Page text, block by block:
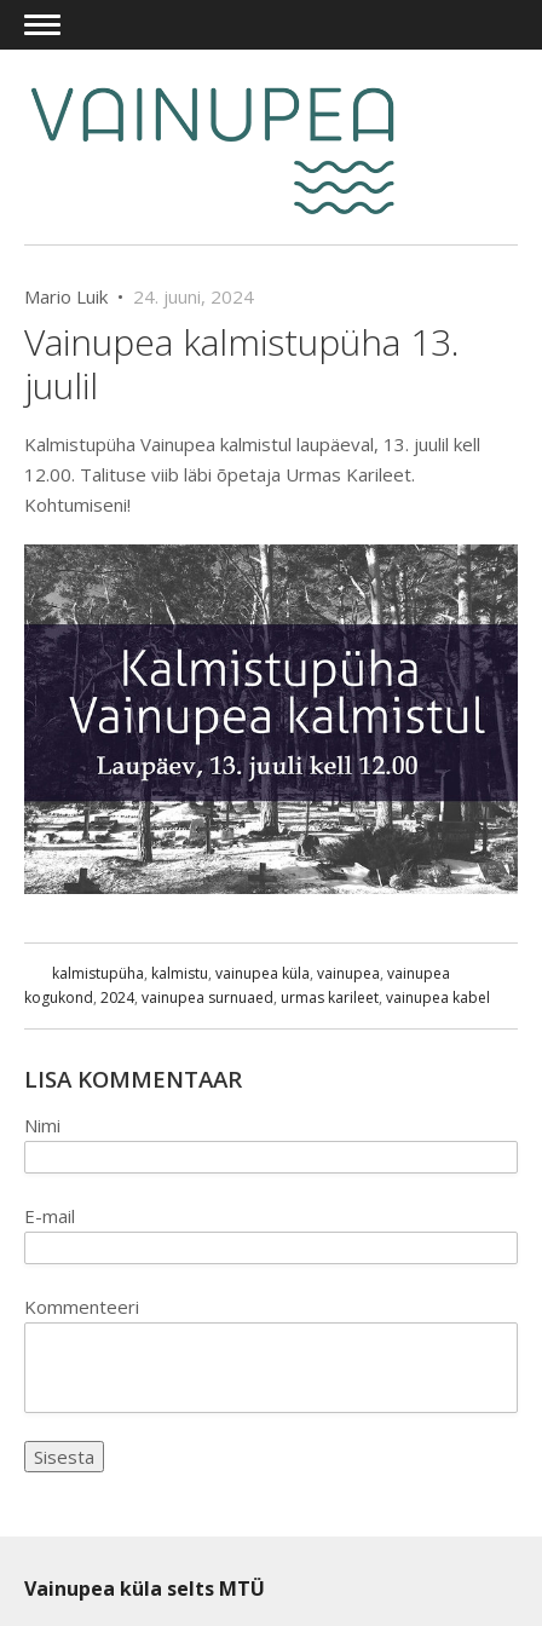
Mario Luik • 24. juuni, 2024
Vainupea kalmistupüha 13.
juulil
Kalmistupüha Vainupea kalmistul laupäeval, 13. juulil kell
12.00. Talituse viib läbi õpetaja Urmas Karileet.
Kohtumiseni!
kalmistupüha, kalmistu, vainupea küla, vainupea, vainupea
kogukond, 2024, vainupea surnuaed, urmas karileet, vainupea kabel
LISA KOMMENTAAR
Nimi
E-mail
Kommenteeri
Vainupea küla selts MTÜ